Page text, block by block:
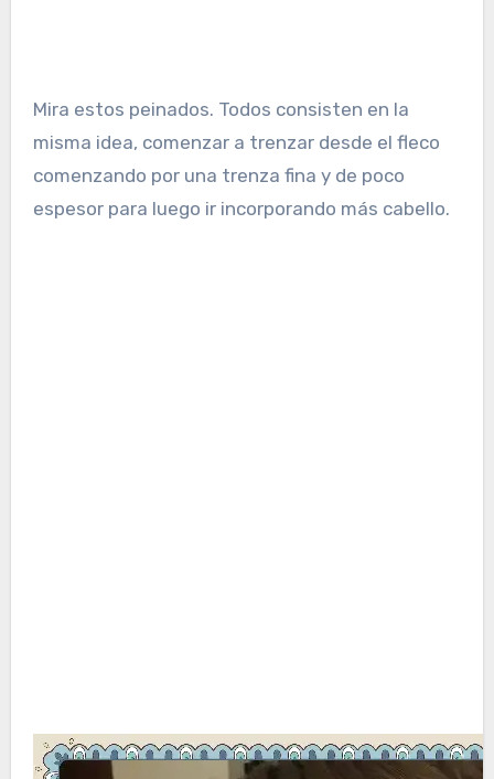
Mira estos peinados. Todos consisten en la
misma idea, comenzar a trenzar desde el fleco
comenzando por una trenza fina y de poco
espesor para luego ir incorporando más cabello.